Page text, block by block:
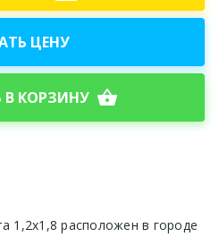
ЦЕНУ
КОРЗИНУ shopping_basket
1,2х1,8 расположен в городе